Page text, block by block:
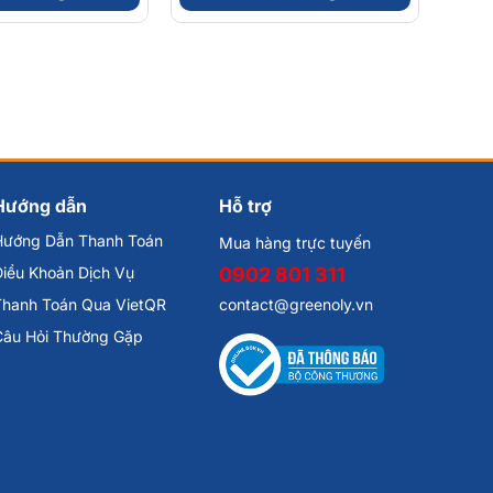
dẫn
Dẫn Thanh Toán
Khoản Dịch Vụ
Toán Qua VietQR
Hỏi Thường Gặp
Hỗ trợ
Mua hàng trực tuyến
0902 801 311
contact@greenoly.vn